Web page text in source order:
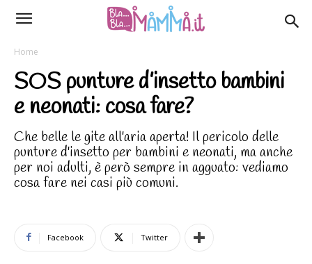
Home
SOS punture d’insetto bambini
e neonati: cosa fare?
Che belle le gite all'aria aperta! Il pericolo delle
punture d'insetto per bambini e neonati, ma anche
per noi adulti, è però sempre in agguato: vediamo
cosa fare nei casi più comuni.
Facebook Twitter